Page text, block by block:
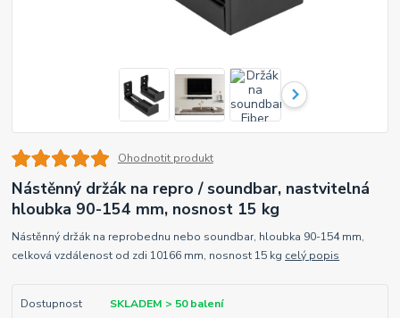
Ohodnotit produkt
Nástěnný držák na repro / soundbar, nastvitelná
hloubka 90-154 mm, nosnost 15 kg
Nástěnný držák na reprobednu nebo soundbar, hloubka 90-154 mm,
celková vzdálenost od zdi 10166 mm, nosnost 15 kg celý popis
Dostupnost
SKLADEM > 50 balení